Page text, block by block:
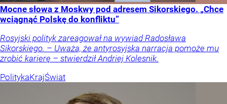
Mocne słowa z Moskwy pod adresem Sikorskiego. „Chce
wciągnąć Polskę do konfliktu”
Rosyjski polityk zareagował na wywiad Radosława
Sikorskiego. – Uważa, że antyrosyjska narracja pomoże mu
zrobić karierę – stwierdził Andriej Kolesnik.
PolitykaKrajŚwiat